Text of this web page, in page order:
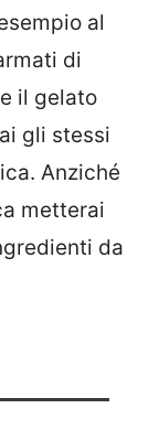
al
di
il gelato
gli stessi
Anziché
metterai
da